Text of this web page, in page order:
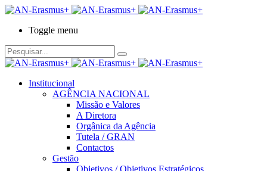
Toggle menu
Institucional
AGÊNCIA NACIONAL
Missão e Valores
A Diretora
Orgânica da Agência
Tutela / GRAN
Contactos
Gestão
Objetivos / Objetivos Estratégicos